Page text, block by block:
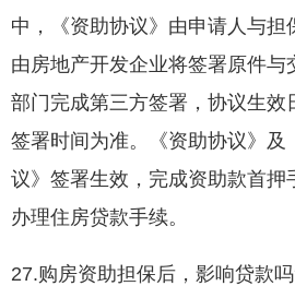
中，《资助协议》由申请人与担
由房地产开发企业将签署原件与
部门完成第三方签署，协议生效
签署时间为准。《资助协议》及
议》签署生效，完成资助款首押
办理住房贷款手续。
27.购房资助担保后，影响贷款